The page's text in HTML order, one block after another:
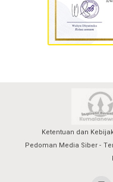
Ketentuan dan
Pedoman Media Siber